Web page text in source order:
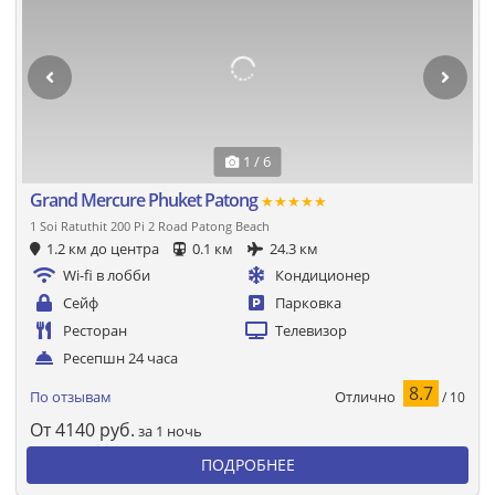
1 / 6
Grand Mercure Phuket Patong★★★★★
1 Soi Ratuthit 200 Pi 2 Road Patong Beach
1.2 км до центра 0.1 км
24.3 км
Wi-fi в лобби
Кондиционер
Сейф
Парковка
Ресторан
Телевизор
Ресепшн 24 часа
По отзывам Отлично 8.7 / 10
От4140 руб. за 1 ночь
ПОДРОБНЕЕ